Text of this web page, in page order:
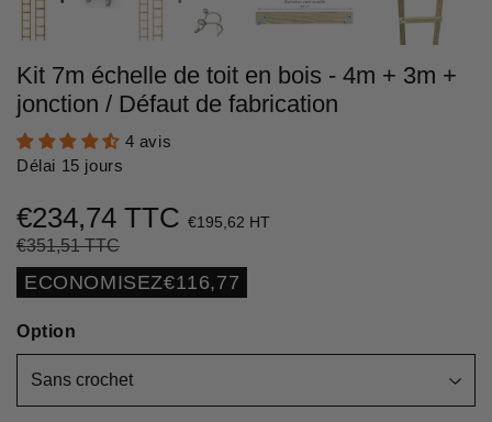
Kit 7m échelle de toit en bois - 4m + 3m +
jonction / Défaut de fabrication
4 avis
Délai 15 jours
€234,74 TTC €195,62 HT
€351,51 TTC
régulier
réduit
Unit
price
ECONOMISEZ€116,77
Option